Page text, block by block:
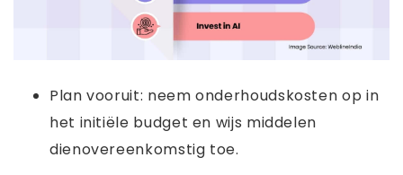
Plan vooruit: neem onderhoudskosten op in
het initiële budget en wijs middelen
dienovereenkomstig toe.